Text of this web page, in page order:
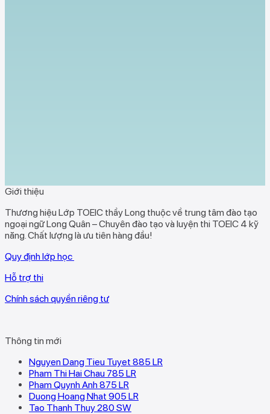
Giới thiệu
Thương hiệu Lớp TOEIC thầy Long thuộc về trung tâm đào tạo
ngoại ngữ Long Quân – Chuyên đào tạo và luyện thi TOEIC 4 kỹ
năng. Chất lượng là ưu tiên hàng đầu!
Quy định lớp học
Hỗ trợ thi
Chính sách quyền riêng tư
Thông tin mới
Nguyen Dang Tieu Tuyet 885 LR
Pham Thi Hai Chau 785 LR
Pham Quynh Anh 875 LR
Duong Hoang Nhat 905 LR
Tao Thanh Thuy 280 SW